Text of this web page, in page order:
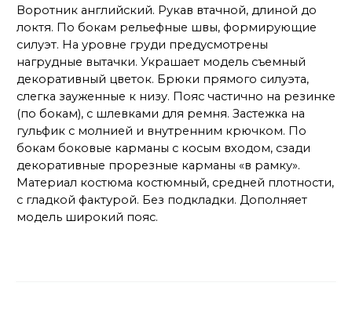
Воротник английский. Рукав втачной, длиной до
локтя. По бокам рельефные швы, формирующие
силуэт. На уровне груди предусмотрены
нагрудные вытачки. Украшает модель съемный
декоративный цветок. Брюки прямого силуэта,
слегка зауженные к низу. Пояс частично на резинке
(по бокам), с шлевками для ремня. Застежка на
гульфик с молнией и внутренним крючком. По
бокам боковые карманы с косым входом, сзади
декоративные прорезные карманы «в рамку».
Материал костюма костюмный, средней плотности,
с гладкой фактурой. Без подкладки. Дополняет
модель широкий пояс.